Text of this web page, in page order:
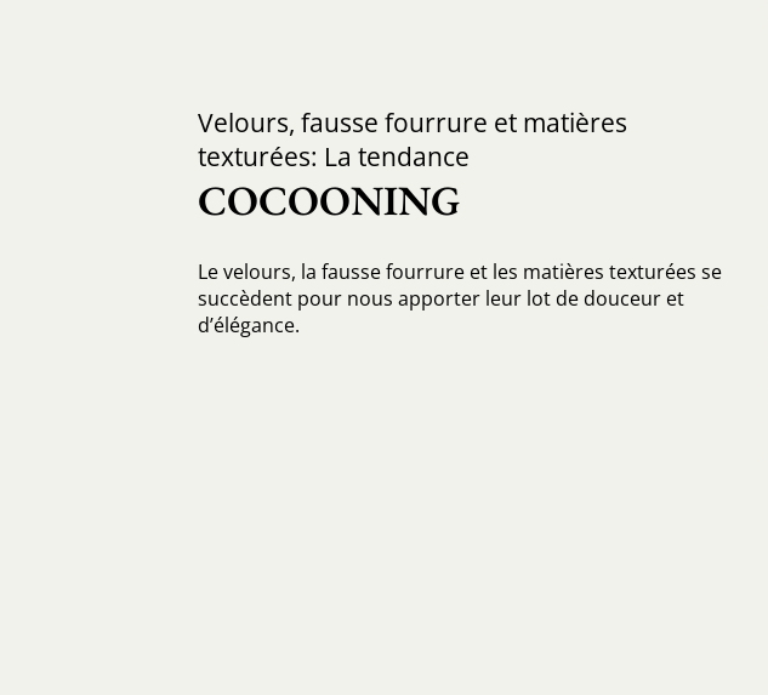
Velours, fausse fourrure et matières
texturées: La tendance
COCOONING
Le velours, la fausse fourrure et les matières texturées se
succèdent pour nous apporter leur lot de douceur et
d’élégance.